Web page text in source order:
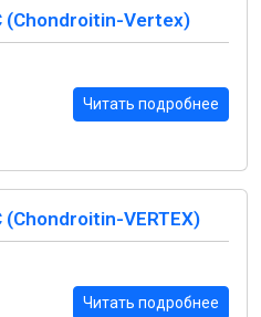
Vertex)
Читать подробнее
VERTEX)
Читать подробнее